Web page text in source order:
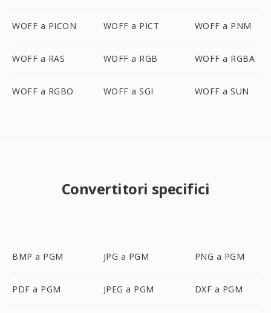
WOFF a PICON WOFF a PICT WOFF a PNM
WOFF a RAS WOFF a RGB WOFF a RGBA
WOFF a RGBO WOFF a SGI WOFF a SUN
Convertitori specifici
BMP a PGM JPG a PGM PNG a PGM
PDF a PGM JPEG a PGM DXF a PGM